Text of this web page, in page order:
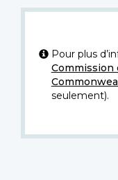
Pour plus
Commission
seulement).